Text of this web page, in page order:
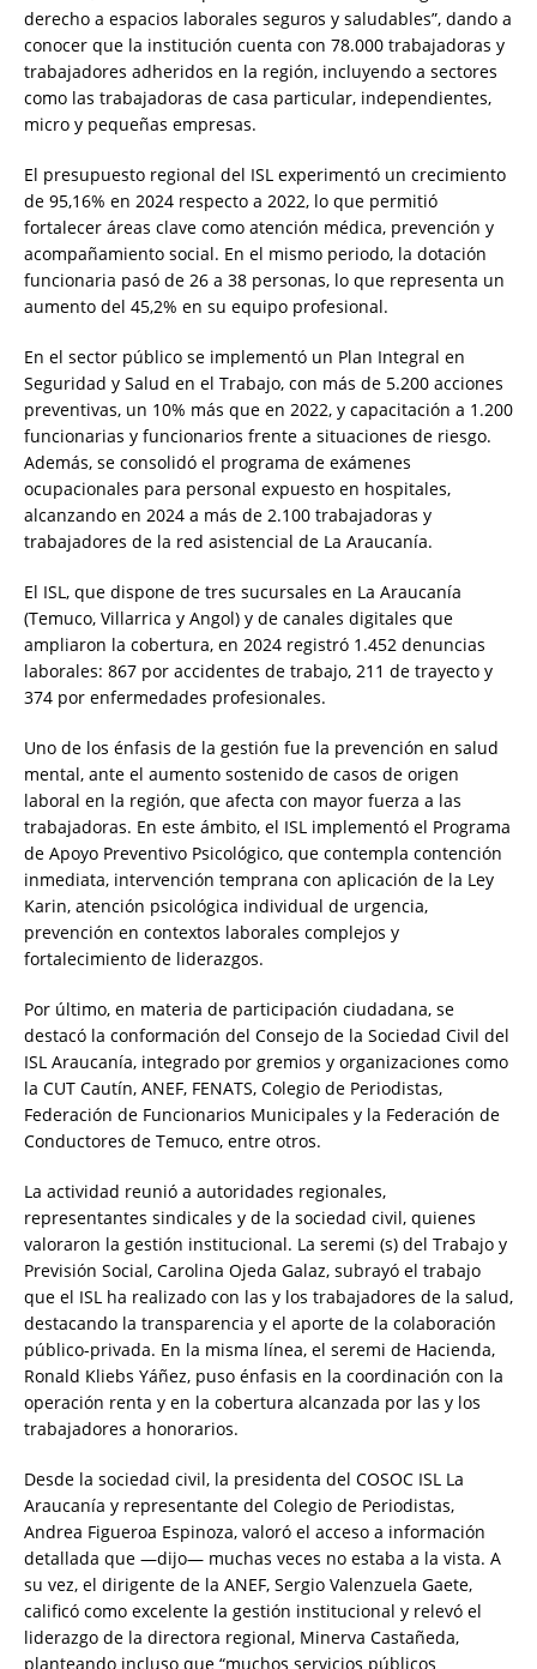
derecho a espacios laborales seguros y saludables”, dando a
conocer que la institución cuenta con 78.000 trabajadoras y
trabajadores adheridos en la región, incluyendo a sectores
como las trabajadoras de casa particular, independientes,
micro y pequeñas empresas.
El presupuesto regional del ISL experimentó un crecimiento
de 95,16% en 2024 respecto a 2022, lo que permitió
fortalecer áreas clave como atención médica, prevención y
acompañamiento social. En el mismo periodo, la dotación
funcionaria pasó de 26 a 38 personas, lo que representa un
aumento del 45,2% en su equipo profesional.
En el sector público se implementó un Plan Integral en
Seguridad y Salud en el Trabajo, con más de 5.200 acciones
preventivas, un 10% más que en 2022, y capacitación a 1.200
funcionarias y funcionarios frente a situaciones de riesgo.
Además, se consolidó el programa de exámenes
ocupacionales para personal expuesto en hospitales,
alcanzando en 2024 a más de 2.100 trabajadoras y
trabajadores de la red asistencial de La Araucanía.
El ISL, que dispone de tres sucursales en La Araucanía
(Temuco, Villarrica y Angol) y de canales digitales que
ampliaron la cobertura, en 2024 registró 1.452 denuncias
laborales: 867 por accidentes de trabajo, 211 de trayecto y
374 por enfermedades profesionales.
Uno de los énfasis de la gestión fue la prevención en salud
mental, ante el aumento sostenido de casos de origen
laboral en la región, que afecta con mayor fuerza a las
trabajadoras. En este ámbito, el ISL implementó el Programa
de Apoyo Preventivo Psicológico, que contempla contención
inmediata, intervención temprana con aplicación de la Ley
Karin, atención psicológica individual de urgencia,
prevención en contextos laborales complejos y
fortalecimiento de liderazgos.
Por último, en materia de participación ciudadana, se
destacó la conformación del Consejo de la Sociedad Civil del
ISL Araucanía, integrado por gremios y organizaciones como
la CUT Cautín, ANEF, FENATS, Colegio de Periodistas,
Federación de Funcionarios Municipales y la Federación de
Conductores de Temuco, entre otros.
La actividad reunió a autoridades regionales,
representantes sindicales y de la sociedad civil, quienes
valoraron la gestión institucional. La seremi (s) del Trabajo y
Previsión Social, Carolina Ojeda Galaz, subrayó el trabajo
que el ISL ha realizado con las y los trabajadores de la salud,
destacando la transparencia y el aporte de la colaboración
público-privada. En la misma línea, el seremi de Hacienda,
Ronald Kliebs Yáñez, puso énfasis en la coordinación con la
operación renta y en la cobertura alcanzada por las y los
trabajadores a honorarios.
Desde la sociedad civil, la presidenta del COSOC ISL La
Araucanía y representante del Colegio de Periodistas,
Andrea Figueroa Espinoza, valoró el acceso a información
detallada que —dijo— muchas veces no estaba a la vista. A
su vez, el dirigente de la ANEF, Sergio Valenzuela Gaete,
calificó como excelente la gestión institucional y relevó el
liderazgo de la directora regional, Minerva Castañeda,
planteando incluso que “muchos servicios públicos